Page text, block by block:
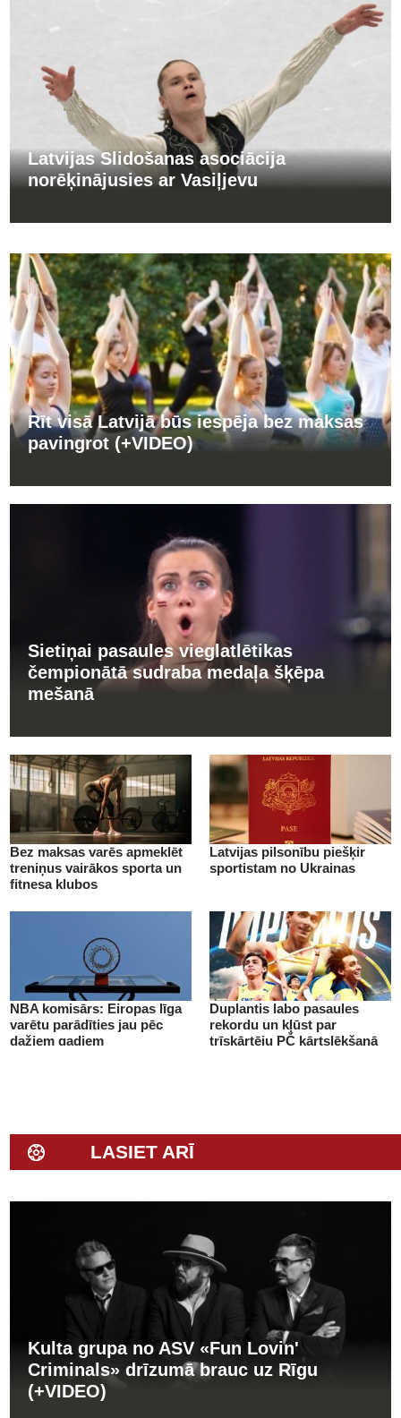
Latvijas Slidošanas asociācija
norēķinājusies ar Vasiļjevu
Rīt visā Latvijā būs iespēja bez maksas
pavingrot (+VIDEO)
Sietiņai pasaules vieglatlētikas
čempionātā sudraba medaļa šķēpa
mešanā
Bez maksas varēs apmeklēt
treniņus vairākos sporta un
fitnesa klubos
Latvijas pilsonību piešķir
sportistam no Ukrainas
NBA komisārs: Eiropas līga
varētu parādīties jau pēc
dažiem gadiem
Duplantis labo pasaules
rekordu un kļūst par
trīskārtēju PČ kārtslēkšanā
LASIET ARĪ
Kulta grupa no ASV «Fun Lovin'
Criminals» drīzumā brauc uz Rīgu
(+VIDEO)